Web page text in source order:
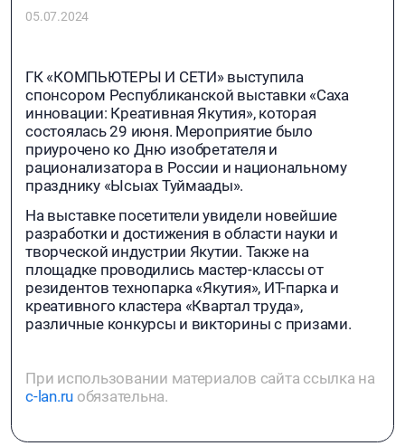
05.07.2024
ГК «КОМПЬЮТЕРЫ И СЕТИ» выступила
спонсором Республиканской выставки «Саха
инновации: Креативная Якутия», которая
состоялась 29 июня. Мероприятие было
приурочено ко Дню изобретателя и
рационализатора в России и национальному
празднику «Ысыах Туймаады».
На выставке посетители увидели новейшие
разработки и достижения в области науки и
творческой индустрии Якутии. Также на
площадке проводились мастер-классы от
резидентов технопарка «Якутия», ИТ-парка и
креативного кластера «Квартал труда»,
различные конкурсы и викторины с призами.
При использовании материалов сайта ссылка на
c-lan.ru обязательна.